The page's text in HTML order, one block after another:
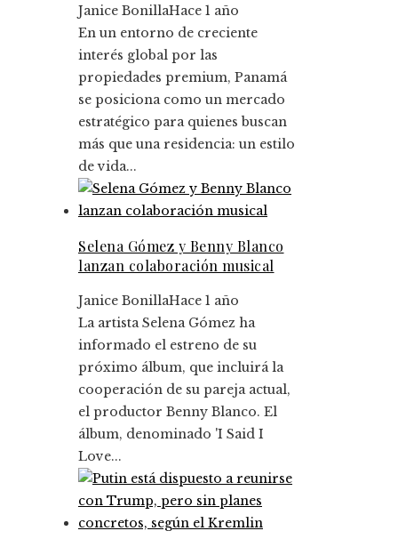
Janice BonillaHace 1 año
En un entorno de creciente
interés global por las
propiedades premium, Panamá
se posiciona como un mercado
estratégico para quienes buscan
más que una residencia: un estilo
de vida...
Selena Gómez y Benny Blanco
lanzan colaboración musical
Janice BonillaHace 1 año
La artista Selena Gómez ha
informado el estreno de su
próximo álbum, que incluirá la
cooperación de su pareja actual,
el productor Benny Blanco. El
álbum, denominado 'I Said I
Love...